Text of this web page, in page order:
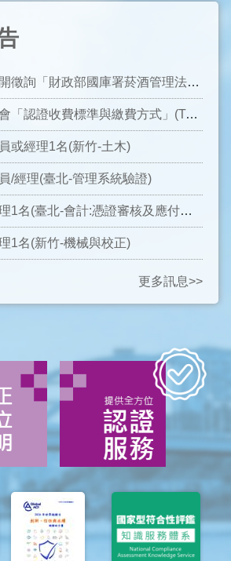
「財政部國庫署菸酒管理法衛生標準實驗室認證服務計畫(TAF-CNLA-A08)」為第十版草案之意見。
認證收費標準與繳費方式」(TAF-CNLA-C02)發行為第十六版。
或經理1名(新竹-土木)
/經理(臺北-管理系統驗證)
名(臺北-會計:憑證審核及應付帳款管理，營業稅與扣繳申報)
1名(新竹-機械與校正)
更多訊息>>